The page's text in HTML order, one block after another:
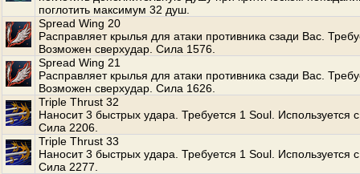
поглотить максимум 32 душ.
Spread Wing 20
Расправляет крылья для атаки противника сзади Вас.
Возможен сверхудар. Сила 1576.
Spread Wing 21
Расправляет крылья для атаки противника сзади Вас.
Возможен сверхудар. Сила 1626.
Triple Thrust 32
Наносит 3 быстрых удара. Требуется 1 Soul. Используется
Сила 2206.
Triple Thrust 33
Наносит 3 быстрых удара. Требуется 1 Soul. Используется
Сила 2277.